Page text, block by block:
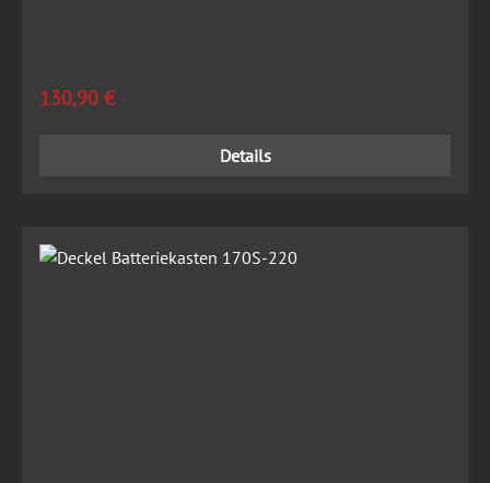
Regulärer Preis:
130,90 €
Details